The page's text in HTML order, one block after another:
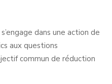
dans une action de
aux questions
commun de réduction